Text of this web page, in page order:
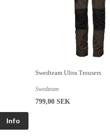
Swedteam Ultra Trousers
Swedteam
799,00 SEK